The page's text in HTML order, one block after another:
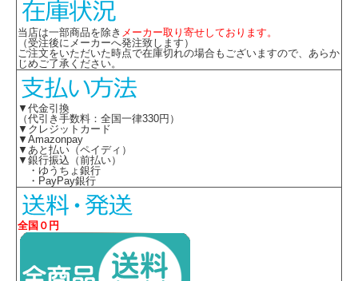
当店は一部商品を除き メーカー取り寄せしております。
（受注後にメーカーへ発注致します）
ご注文をいただいた時点で在庫切れの場合もございますので、あらか
じめご了承ください。
▼代金引換
（代引き手数料：全国一律330円）
▼クレジットカード
▼Amazonpay
▼あと払い（ペイディ）
▼銀行振込（前払い）
・ゆうちょ銀行
・PayPay銀行
全国０円